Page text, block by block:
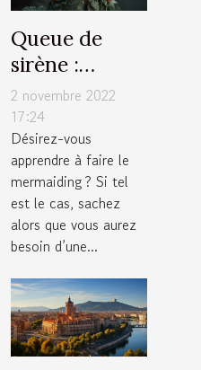
Queue de
sirène :
quelques
critères pour
faire un bon
choix
2 novembre 2022
17:24
Désirez-vous
apprendre à faire le
mermaiding ? Si tel
est le cas, sachez
alors que vous aurez
besoin d’une...